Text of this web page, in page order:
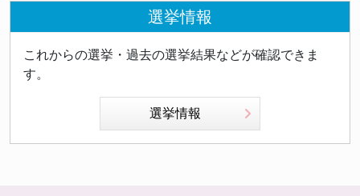
選挙情報
これからの選挙・過去の選挙結果などが確認できま
す。
選挙情報